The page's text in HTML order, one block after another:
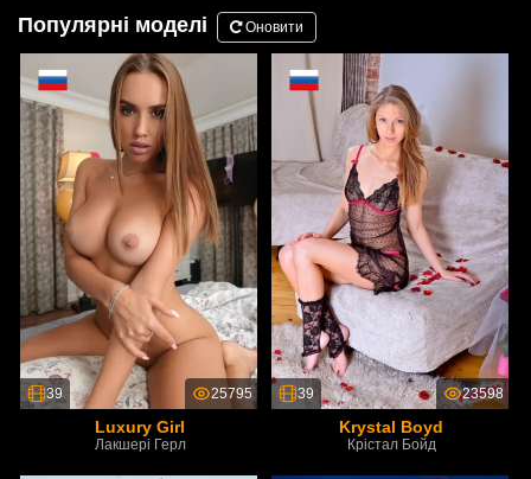
Популярні моделі Оновити
39 25795
Luxury Girl
Лакшері Герл
39 23598
Krystal Boyd
Крістал Бойд